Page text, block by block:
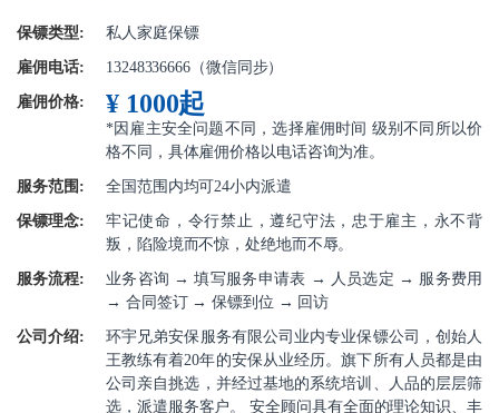
保镖类型: 私人家庭保镖
雇佣电话: 13248336666（微信同步）
雇佣价格: ¥ 1000起
*因雇主安全问题不同，选择雇佣时间 级别不同所以价
格不同，具体雇佣价格以电话咨询为准。
服务范围: 全国范围内均可24小内派遣
保镖理念:
牢记使命，令行禁止，遵纪守法，忠于雇主，永不背
叛，陷险境而不惊，处绝地而不辱。
服务流程:
业务咨询 → 填写服务申请表 → 人员选定 → 服务费用
→ 合同签订 → 保镖到位 → 回访
公司介绍:
环宇兄弟安保服务有限公司业内专业保镖公司，创始人
王教练有着20年的安保从业经历。旗下所有人员都是由
公司亲自挑选，并经过基地的系统培训、人品的层层筛
选，派遣服务客户。 安全顾问具有全面的理论知识、丰